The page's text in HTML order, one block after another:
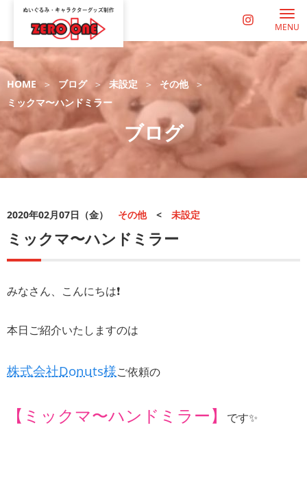
MENU
HOME ブログ 未設定
その他
ミックマ〜ハンドミラー
ブログ
2020年02月07日（金） その他< 未設定
ミックマ〜ハンドミラー
みなさん、こんにちは❗️
本日ご紹介いたしますのは
株式会社Donuts様ご依頼の
【ミックマ〜ハンドミラー】 です✨